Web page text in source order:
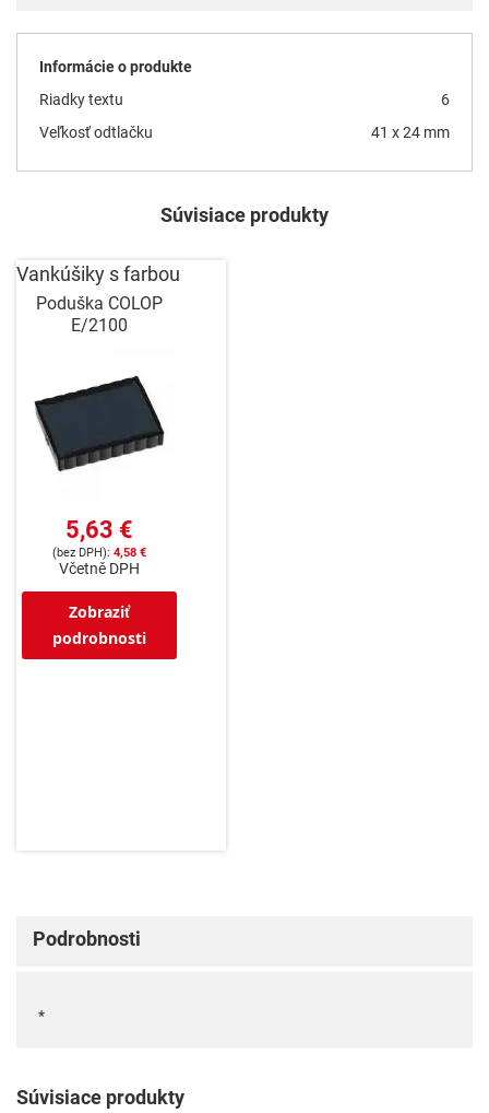
Informácie o produkte
Riadky textu
6
Veľkosť odtlačku
41 x 24 mm
Súvisiace produkty
Vankúšiky s farbou
Poduška COLOP
E/2100
5,63 €
4,58 €
Včetně DPH
Zobraziť
podrobnosti
Podrobnosti
*
Súvisiace produkty